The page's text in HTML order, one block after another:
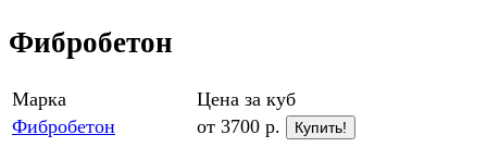
Фибробетон
Марка
Цена за куб
Фибробетон
от 3700 р. Купить!